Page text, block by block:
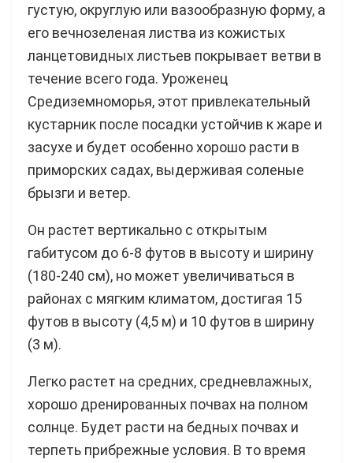
густую, округлую или вазообразную форму, а
его вечнозеленая листва из кожистых
ланцетовидных листьев покрывает ветви в
течение всего года. Уроженец
Средиземноморья, этот привлекательный
кустарник после посадки устойчив к жаре и
засухе и будет особенно хорошо расти в
приморских садах, выдерживая соленые
брызги и ветер.
Он растет вертикально с открытым
габитусом до 6-8 футов в высоту и ширину
(180-240 см), но может увеличиваться в
районах с мягким климатом, достигая 15
футов в высоту (4,5 м) и 10 футов в ширину
(3 м).
Легко растет на средних, средневлажных,
хорошо дренированных почвах на полном
солнце. Будет расти на бедных почвах и
терпеть прибрежные условия. В то время